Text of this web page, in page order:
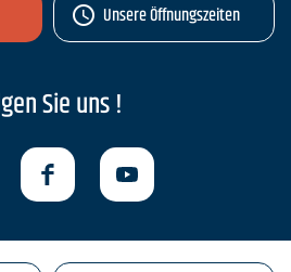
Unsere Öffnungszeiten
Sie uns !